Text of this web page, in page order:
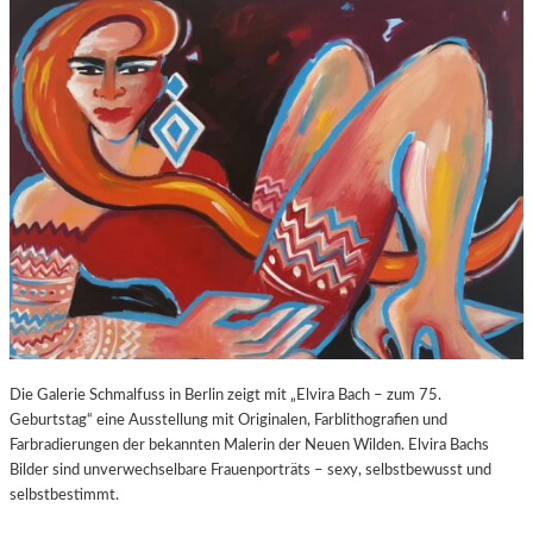
A
R
T
S
2
0
.
G
E
B
U
R
S
T
A
G
X
P
O
S
U
E
“
I
N
D
E
R
O
R
N
F
Die Galerie Schmalfuss in Berlin zeigt mit „Elvira Bach – zum 75.
Geburtstag“ eine Ausstellung mit Originalen, Farblithografien und
Farbradierungen der bekannten Malerin der Neuen Wilden. Elvira Bachs
Bilder sind unverwechselbare Frauenporträts – sexy, selbstbewusst und
selbstbestimmt.